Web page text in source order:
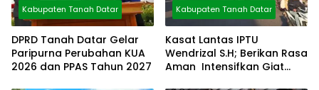
Kabupaten Tanah Datar
DPRD Tanah Datar Gelar
Paripurna Perubahan KUA
2026 dan PPAS Tahun 2027
Kabupaten Tanah Datar
Kasat Lantas IPTU
Wendrizal S.H; Berikan Rasa
Aman Intensifkan Giat